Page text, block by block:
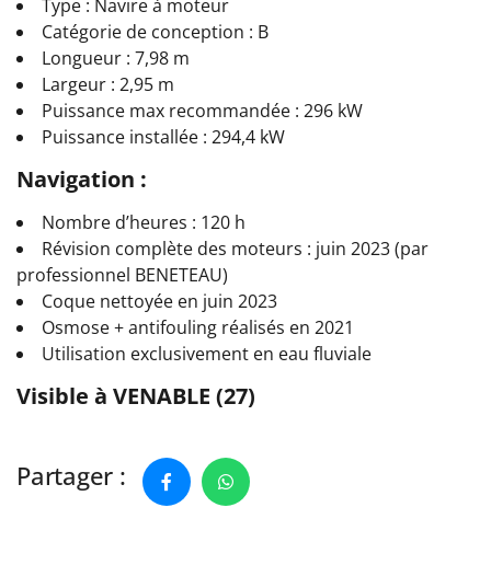
Type : Navire à moteur
Catégorie de conception : B
Longueur : 7,98 m
Largeur : 2,95 m
Puissance max recommandée : 296 kW
Puissance installée : 294,4 kW
Navigation :
Nombre d’heures : 120 h
Révision complète des moteurs : juin 2023 (par
professionnel BENETEAU)
Coque nettoyée en juin 2023
Osmose + antifouling réalisés en 2021
Utilisation exclusivement en eau fluviale
Visible à VENABLE (27)
Partager :